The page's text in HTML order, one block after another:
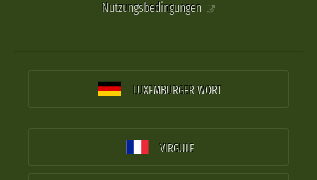
Nutzungsbedingungen
LUXEMBURGER WORT
VIRGULE